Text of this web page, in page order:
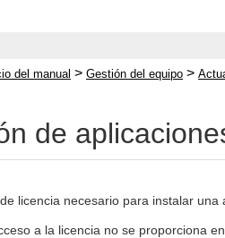
del manual > Gestión del equipo >
de
licencia necesario para instalar una
a la licencia no se proporciona